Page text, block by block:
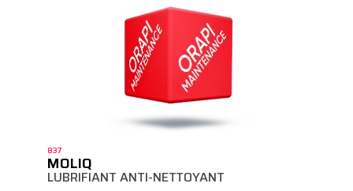
837
MOLIQ
LUBRIFIANT ANTI-NETTOYANT